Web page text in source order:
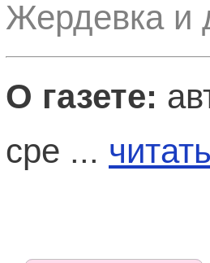
Жердевка и
О газете:
сре ... читать